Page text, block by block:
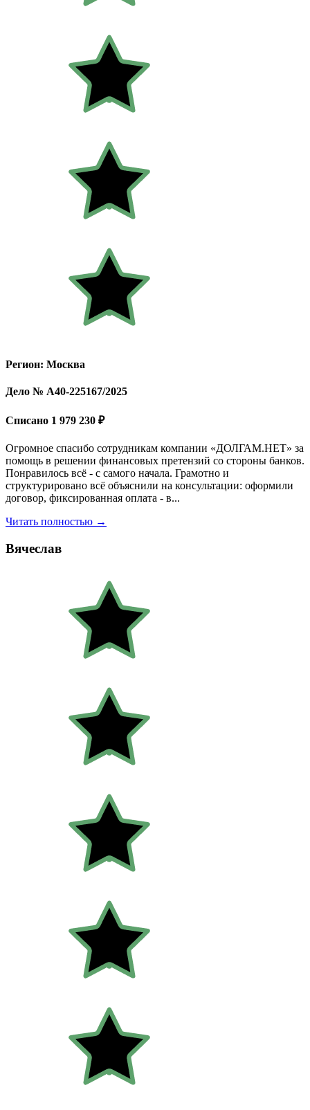
Регион: Москва
Дело № А40-225167/2025
Списано 1 979 230 ₽
Огромное спасибо сотрудникам компании «ДОЛГАМ.НЕТ» за
помощь в решении финансовых претензий со стороны банков.
Понравилось всё - с самого начала. Грамотно и
структурировано всё объяснили на консультации: оформили
договор, фиксированная оплата - в...
Читать полностью →
Вячеслав